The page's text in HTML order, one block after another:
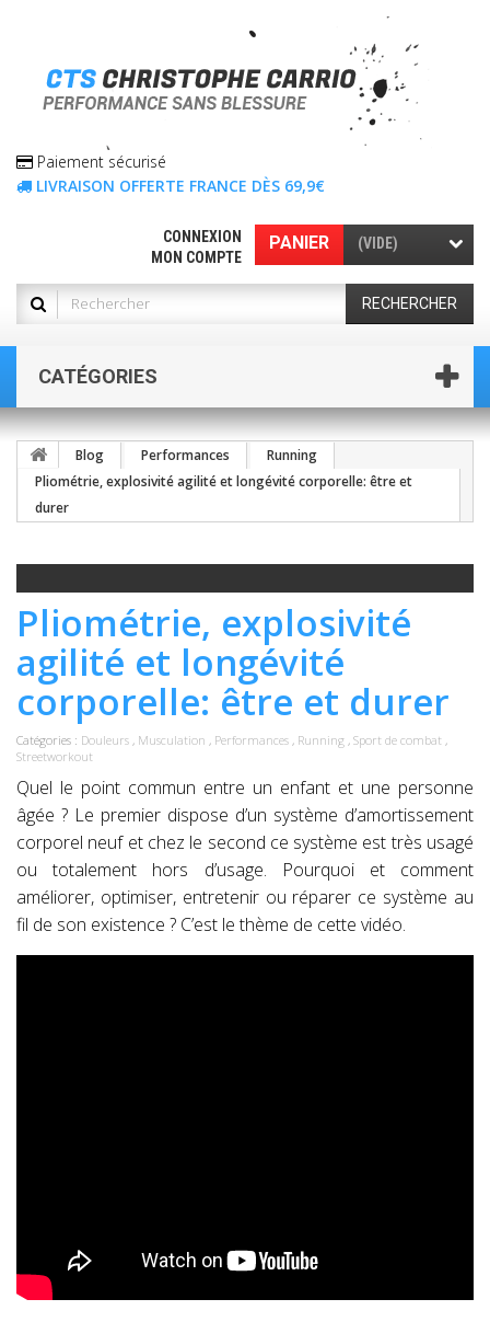
Paiement sécurisé
LIVRAISON OFFERTE FRANCE DÈS 69,9€
PANIER (VIDE)
CONNEXION
MON COMPTE
RECHERCHER
CATÉGORIES
Blog Performances
Running
Pliométrie, explosivité agilité et longévité corporelle: être et
durer
Pliométrie, explosivité
agilité et longévité
corporelle: être et durer
Catégories : Douleurs , Musculation , Performances , Running , Sport de combat ,
Streetworkout
Quel le point commun entre un enfant et une personne
âgée ? Le premier dispose d’un système d’amortissement
corporel neuf et chez le second ce système est très usagé
ou totalement hors d’usage. Pourquoi et comment
améliorer, optimiser, entretenir ou réparer ce système au
fil de son existence ? C’est le thème de cette vidéo.